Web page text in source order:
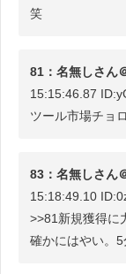
笑
81：名無しさん
15:15:46.87
ツール市場チョ
83：名無しさん
15:18:49.10
>>81新規獲得に
確かにはやい。